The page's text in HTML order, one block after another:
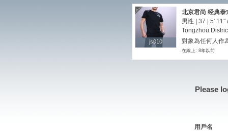
js010
js010
北京君尚 经典
男性 | 37 | 5' 11"
Tongzhou
對象為任何人作
在線上: 8年以前
Please
用戶名